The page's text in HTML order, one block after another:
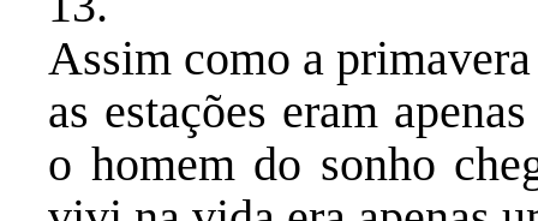
Assim como a
as estações eram
o homem do sonho